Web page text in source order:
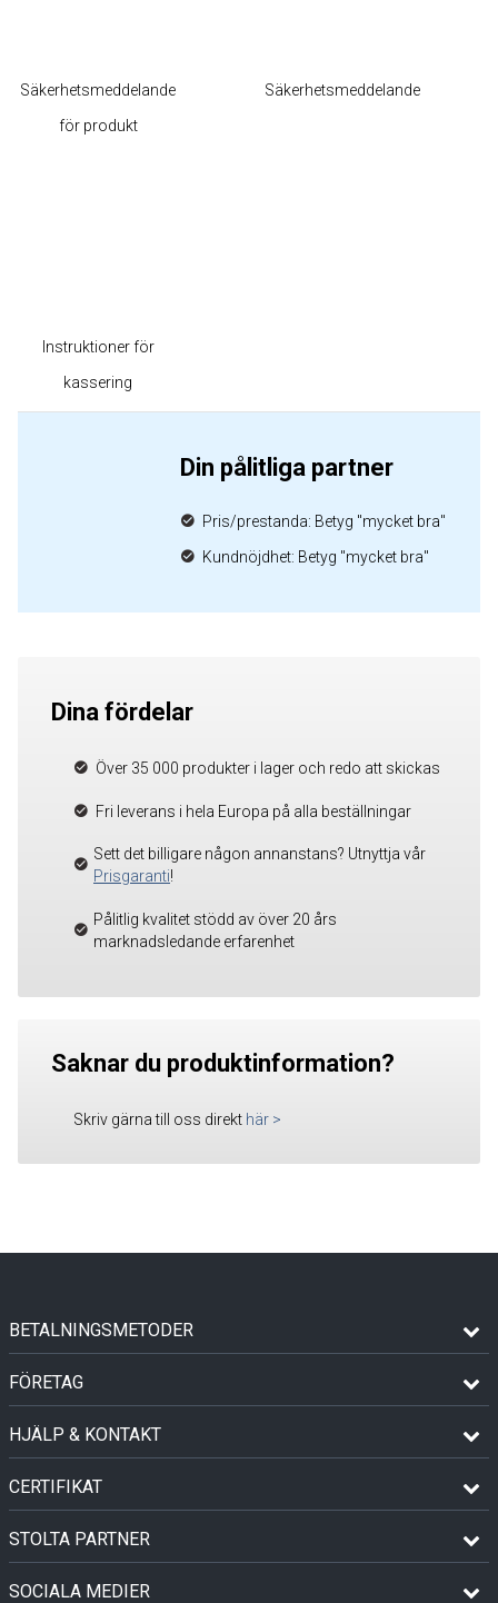
Säkerhetsmeddelande
för produkt
Säkerhetsmeddelande
Instruktioner för
kassering
Din pålitliga partner
Pris/prestanda: Betyg "mycket bra"
Kundnöjdhet: Betyg "mycket bra"
Dina fördelar
Över 35 000 produkter i lager och redo att skickas
Fri leverans i hela Europa på alla beställningar
Sett det billigare någon annanstans? Utnyttja vår
Prisgaranti!
Pålitlig kvalitet stödd av över 20 års
marknadsledande erfarenhet
Saknar du produktinformation?
Skriv gärna till oss direkt här >
BETALNINGSMETODER
FÖRETAG
HJÄLP & KONTAKT
CERTIFIKAT
STOLTA PARTNER
SOCIALA MEDIER